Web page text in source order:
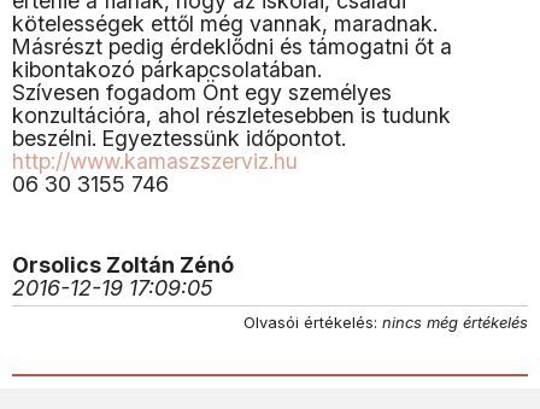
kötelességek ettől még vannak, maradnak.
Másrészt pedig érdeklődni és támogatni őt a
kibontakozó párkapcsolatában.
Szívesen fogadom Önt egy személyes
konzultációra, ahol részletesebben is tudunk
beszélni. Egyeztessünk időpontot.
http://www.kamaszszerviz.hu
06 30 3155 746
Orsolics Zoltán Zénó
2016-12-19 17:09:05
Olvasói értékelés: nincs még értékelés